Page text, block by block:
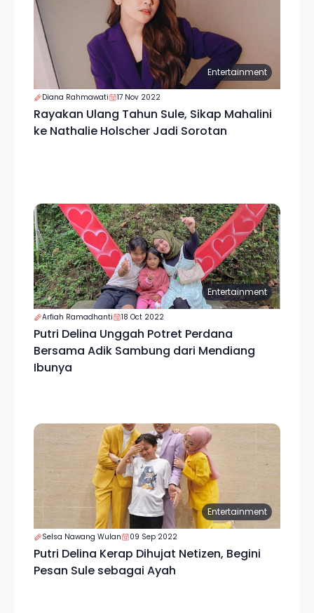
Entertainment
Diana Rahmawati 17 Nov 2022
Rayakan Ulang Tahun Sule, Sikap Mahalini
ke Nathalie Holscher Jadi Sorotan
Entertainment
Arfiah Ramadhanti 18 Oct 2022
Putri Delina Unggah Potret Perdana
Bersama Adik Sambung dari Mendiang
Ibunya
Entertainment
Selsa Nawang Wulan 09 Sep 2022
Putri Delina Kerap Dihujat Netizen, Begini
Pesan Sule sebagai Ayah